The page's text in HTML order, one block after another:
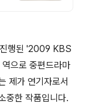
행된 '2009 KBS
으로 중편드라마
제가 연기자로서
중한 작품입니다.